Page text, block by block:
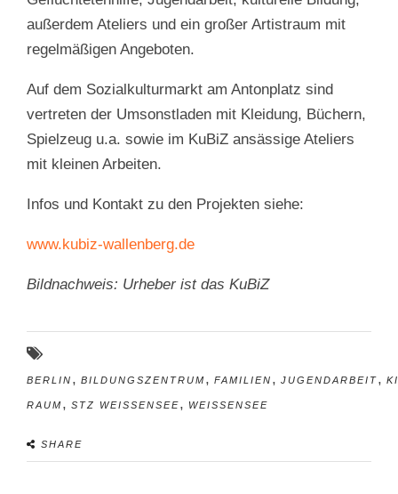
außerdem Ateliers und ein großer Artistraum mit
regelmäßigen Angeboten.
Auf dem Sozialkulturmarkt am Antonplatz sind
vertreten der Umsonstladen mit Kleidung, Büchern,
Spielzeug u.a. sowie im KuBiZ ansässige Ateliers
mit kleinen Arbeiten.
Infos und Kontakt zu den Projekten siehe:
www.kubiz-wallenberg.de
Bildnachweis: Urheber ist das KuBiZ
BERLIN , BILDUNGSZENTRUM , FAMILIEN , JUGENDARBEIT,
RAUM , STZ WEISSENSEE , WEISSENSEE
SHARE